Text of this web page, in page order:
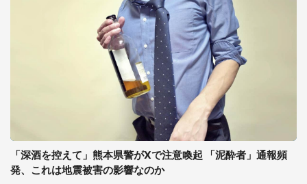
「深酒を控えて」熊本県警がXで注意喚起 「泥酔者」通報頻
発、これは地震被害の影響なのか